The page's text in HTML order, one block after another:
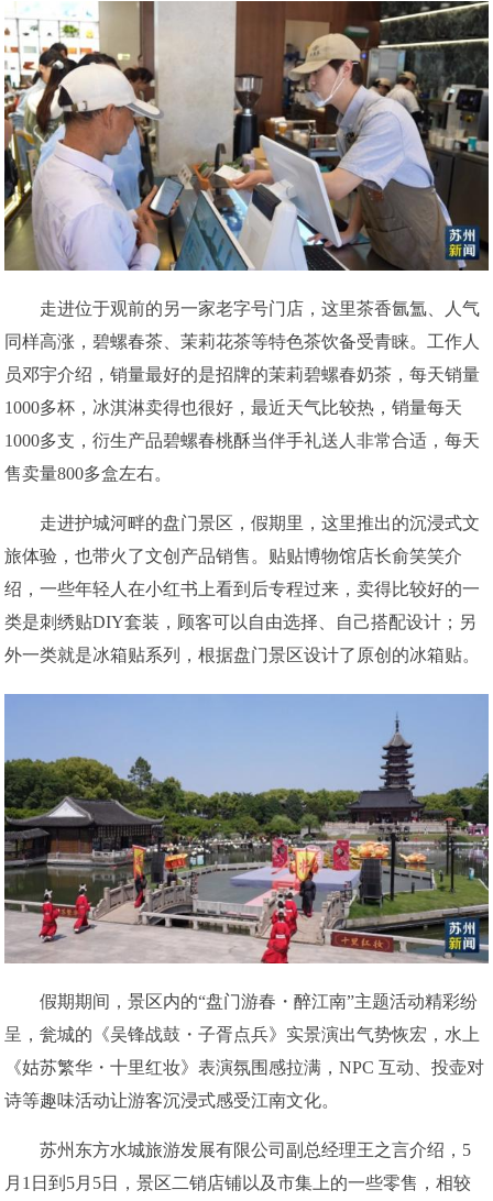
走进位于观前的另一家老字号门店，这里茶香氤氲、人气
同样高涨，碧螺春茶、茉莉花茶等特色茶饮备受青睐。工作人
员邓宇介绍，销量最好的是招牌的茉莉碧螺春奶茶，每天销量
1000多杯，冰淇淋卖得也很好，最近天气比较热，销量每天
1000多支，衍生产品碧螺春桃酥当伴手礼送人非常合适，每天
售卖量800多盒左右。
走进护城河畔的盘门景区，假期里，这里推出的沉浸式文
旅体验，也带火了文创产品销售。贴贴博物馆店长俞笑笑介
绍，一些年轻人在小红书上看到后专程过来，卖得比较好的一
类是刺绣贴DIY套装，顾客可以自由选择、自己搭配设计；另
外一类就是冰箱贴系列，根据盘门景区设计了原创的冰箱贴。
假期期间，景区内的“盘门游春・醉江南”主题活动精彩纷
呈，瓮城的《吴锋战鼓・子胥点兵》实景演出气势恢宏，水上
《姑苏繁华・十里红妆》表演氛围感拉满，NPC 互动、投壶对
诗等趣味活动让游客沉浸式感受江南文化。
苏州东方水城旅游发展有限公司副总经理王之言介绍，5
月1日到5月5日，景区二销店铺以及市集上的一些零售，相较